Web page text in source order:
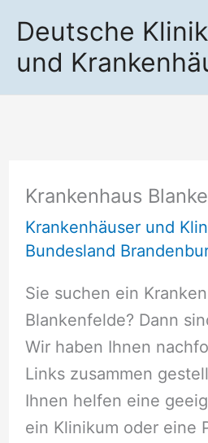
Inhalt
springen
Deutsche
und
Krankenhaus
Krankenhäuser und
Bundesland
Sie suchen ein
Blankenfelde? Dann
Wir haben Ihnen
Links zusammen
Ihnen helfen eine
ein Klinikum oder eine